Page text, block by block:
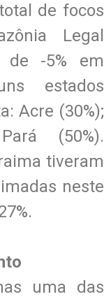
de focos
Legal
de -5% em
estados
Acre (30%);
(50%).
tiveram
neste
uma das